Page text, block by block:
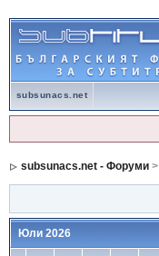
subsunacs.net
subsunacs.net - Форуми>
Юли 2026